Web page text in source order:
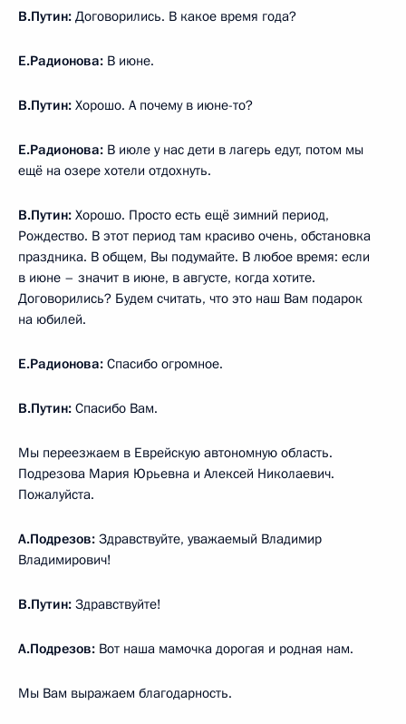
В.Путин: Договорились. В какое время года?
Е.Радионова: В июне.
В.Путин: Хорошо. А почему в июне-то?
Е.Радионова: В июле у нас дети в лагерь едут, потом мы
ещё на озере хотели отдохнуть.
В.Путин: Хорошо. Просто есть ещё зимний период,
Рождество. В этот период там красиво очень, обстановка
праздника. В общем, Вы подумайте. В любое время: если
в июне – значит в июне, в августе, когда хотите.
Договорились? Будем считать, что это наш Вам подарок
на юбилей.
Е.Радионова: Спасибо огромное.
В.Путин: Спасибо Вам.
Мы переезжаем в Еврейскую автономную область.
Подрезова Мария Юрьевна и Алексей Николаевич.
Пожалуйста.
А.Подрезов: Здравствуйте, уважаемый Владимир
Владимирович!
В.Путин: Здравствуйте!
А.Подрезов: Вот наша мамочка дорогая и родная нам.
Мы Вам выражаем благодарность.